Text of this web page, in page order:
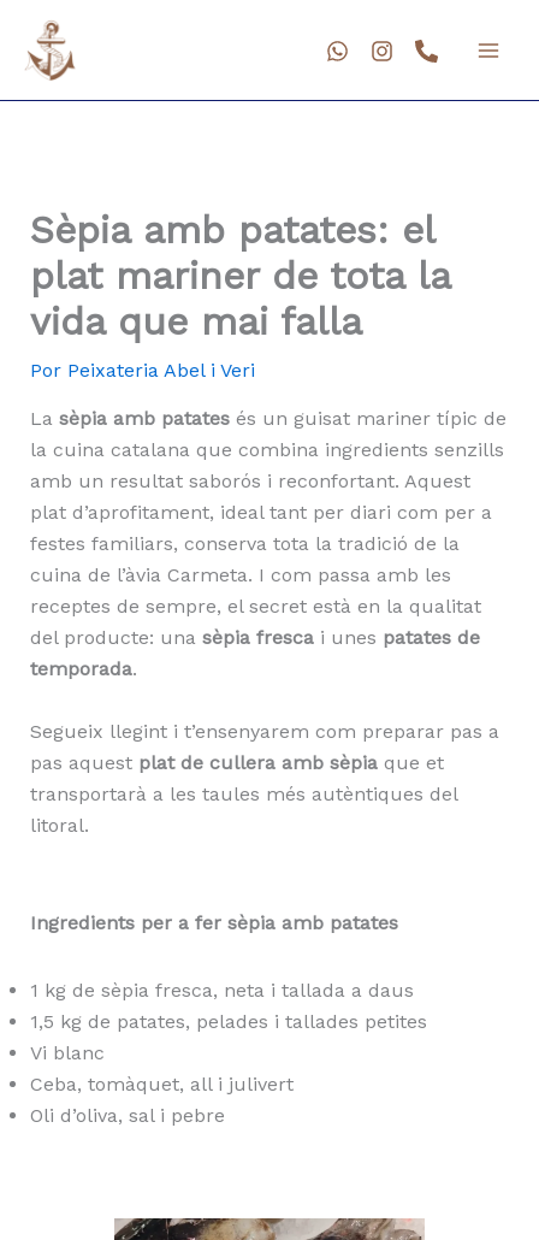
contenido
Sèpia amb patates: el
plat mariner de tota la
vida que mai falla
Por Peixateria Abel i Veri
La sèpia amb patatesés un guisat mariner típic de
la cuina catalana que combina ingredients senzills
amb un resultat saborós i reconfortant. Aquest
plat d’aprofitament, ideal tant per diari com per a
festes familiars, conserva tota la tradició de la
cuina de l’àvia Carmeta. I com passa amb les
receptes de sempre, el secret està en la qualitat
del producte: una sèpia frescai unes patates de
temporada.
Segueix llegint i t’ensenyarem com preparar pas a
pas aquest plat de cullera amb sèpiaque et
transportarà a les taules més autèntiques del
litoral.
Ingredients per a fer sèpia amb patates
1 kg de sèpia fresca, neta i tallada a daus
1,5 kg de patates, pelades i tallades petites
Vi blanc
Ceba, tomàquet, all i julivert
Oli d’oliva, sal i pebre